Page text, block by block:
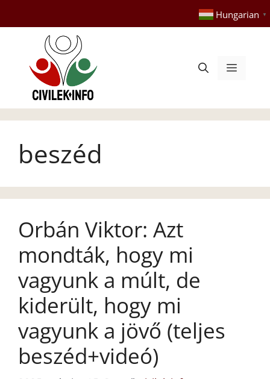
tartalomba
Hungarian ▼
Menü
beszéd
Orbán Viktor: Azt
mondták, hogy mi
vagyunk a múlt, de
kiderült, hogy mi
vagyunk a jövő (teljes
beszéd+videó)